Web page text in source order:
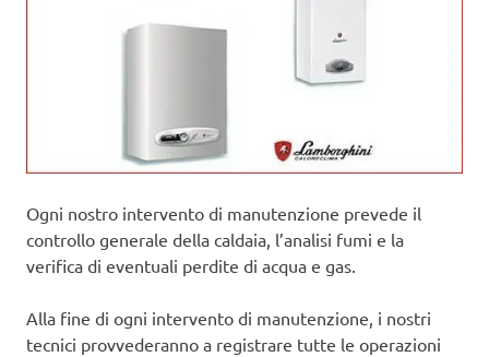
Ogni nostro intervento di manutenzione prevede il
controllo generale della caldaia, l’analisi fumi e la
verifica di eventuali perdite di acqua e gas.
Alla fine di ogni intervento di manutenzione, i nostri
tecnici provvederanno a registrare tutte le operazioni